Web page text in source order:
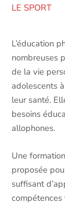
LE SPORT
L’éducation
nombreuses
de la vie
adolescents
leur santé.
besoins
allophones.
Une
proposée
suffisant